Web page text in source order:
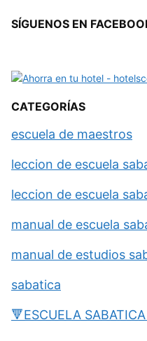
SÍGUENOS EN
CATEGORÍAS
escuela de maestros
leccion de escuela
leccion de escuela
manual de escuela
manual de estudios
sabatica
🔻ESCUELA